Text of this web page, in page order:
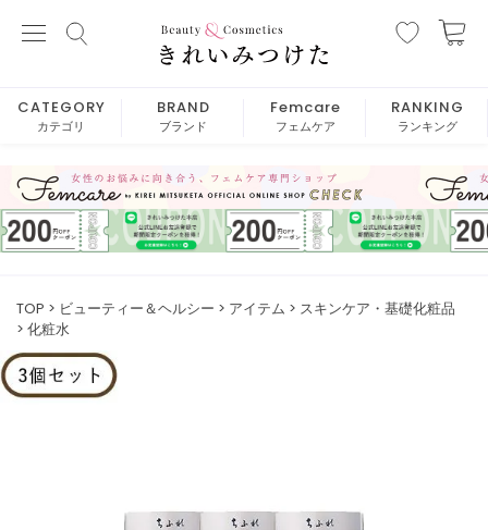
CATEGORY
カテゴリ
BRAND
ブランド
Femcare
フェムケア
RANKING
ランキング
TOP ビューティー＆ヘルシー アイテム
スキンケア・基礎化粧品
化粧水